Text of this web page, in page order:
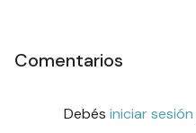
Comentarios
Debés iniciar sesión